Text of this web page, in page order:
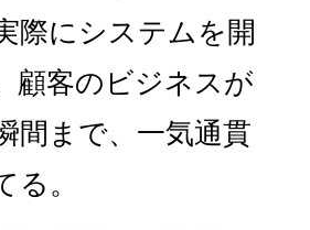
際にシステムを開
顧客のビジネスが
間まで、一気通貫
る。